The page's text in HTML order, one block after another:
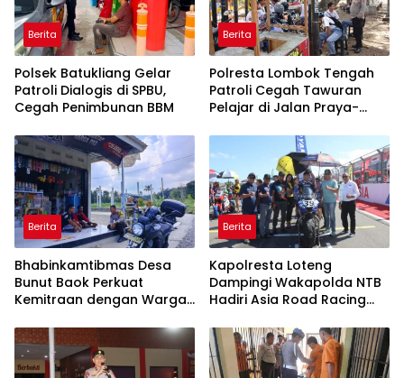
Berita
Polsek Batukliang Gelar
Patroli Dialogis di SPBU,
Cegah Penimbunan BBM
Berita
Polresta Lombok Tengah
Patroli Cegah Tawuran
Pelajar di Jalan Praya-
Berita
Bhabinkamtibmas Desa
Bunut Baok Perkuat
Kemitraan dengan Warga
Berita
Kapolresta Loteng
Dampingi Wakapolda NTB
Hadiri Asia Road Racing
Sirkuit Mandalika